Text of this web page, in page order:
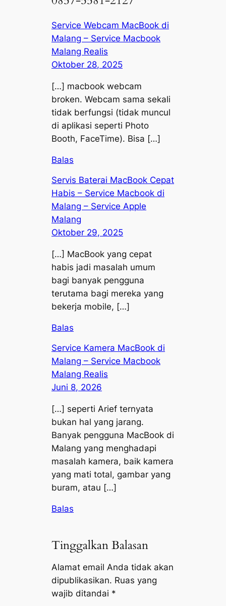
Service Webcam MacBook di
Malang – Service Macbook
Malang Realis
Oktober 28, 2025
[…] macbook webcam
broken. Webcam sama sekali
tidak berfungsi (tidak muncul
di aplikasi seperti Photo
Booth, FaceTime). Bisa […]
Balas
Servis Baterai MacBook Cepat
Habis – Service Macbook di
Malang – Service Apple
Malang
Oktober 29, 2025
[…] MacBook yang cepat
habis jadi masalah umum
bagi banyak pengguna
terutama bagi mereka yang
bekerja mobile, […]
Balas
Service Kamera MacBook di
Malang – Service Macbook
Malang Realis
Juni 8, 2026
[…] seperti Arief ternyata
bukan hal yang jarang.
Banyak pengguna MacBook di
Malang yang menghadapi
masalah kamera, baik kamera
yang mati total, gambar yang
buram, atau […]
Balas
Tinggalkan Balasan
Alamat email Anda tidak akan
dipublikasikan. Ruas yang
wajib ditandai *